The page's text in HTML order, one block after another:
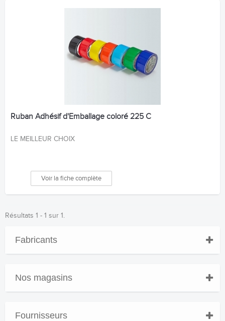
Ruban Adhésif d'Emballage coloré 225 C
LE MEILLEUR CHOIX
Voir la fiche complète
Résultats 1 - 1 sur 1.
Fabricants
Nos magasins
Fournisseurs